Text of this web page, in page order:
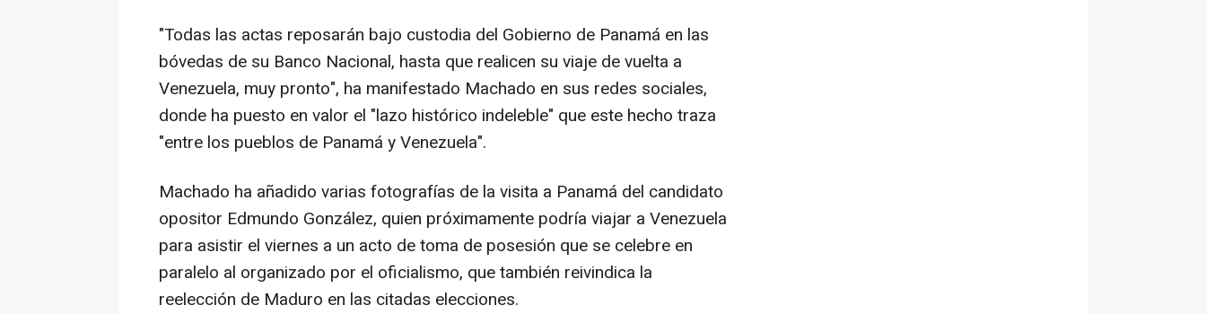
"Todas las actas reposarán bajo custodia del Gobierno de Panamá en las
bóvedas de su Banco Nacional, hasta que realicen su viaje de vuelta a
Venezuela, muy pronto", ha manifestado Machado en sus redes sociales,
donde ha puesto en valor el "lazo histórico indeleble" que este hecho traza
"entre los pueblos de Panamá y Venezuela".
Machado ha añadido varias fotografías de la visita a Panamá del candidato
opositor Edmundo González, quien próximamente podría viajar a Venezuela
para asistir el viernes a un acto de toma de posesión que se celebre en
paralelo al organizado por el oficialismo, que también reivindica la
reelección de Maduro en las citadas elecciones.